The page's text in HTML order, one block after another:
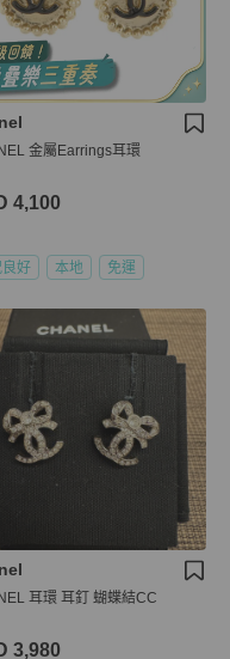
金屬Earrings耳環
4,100
好 本地 免運
耳環 耳釘 蝴蝶結CC
3,980